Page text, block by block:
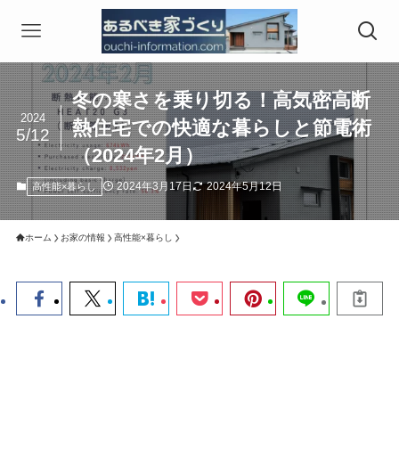
冬の寒さを乗り切る！高気密高断
熱住宅での快適な暮らしと節電術
（2024年2月）
2024
5/12
高性能×暮らし 2024年3月17日 2024年5月12日
ホーム お家の情報 高性能×暮らし